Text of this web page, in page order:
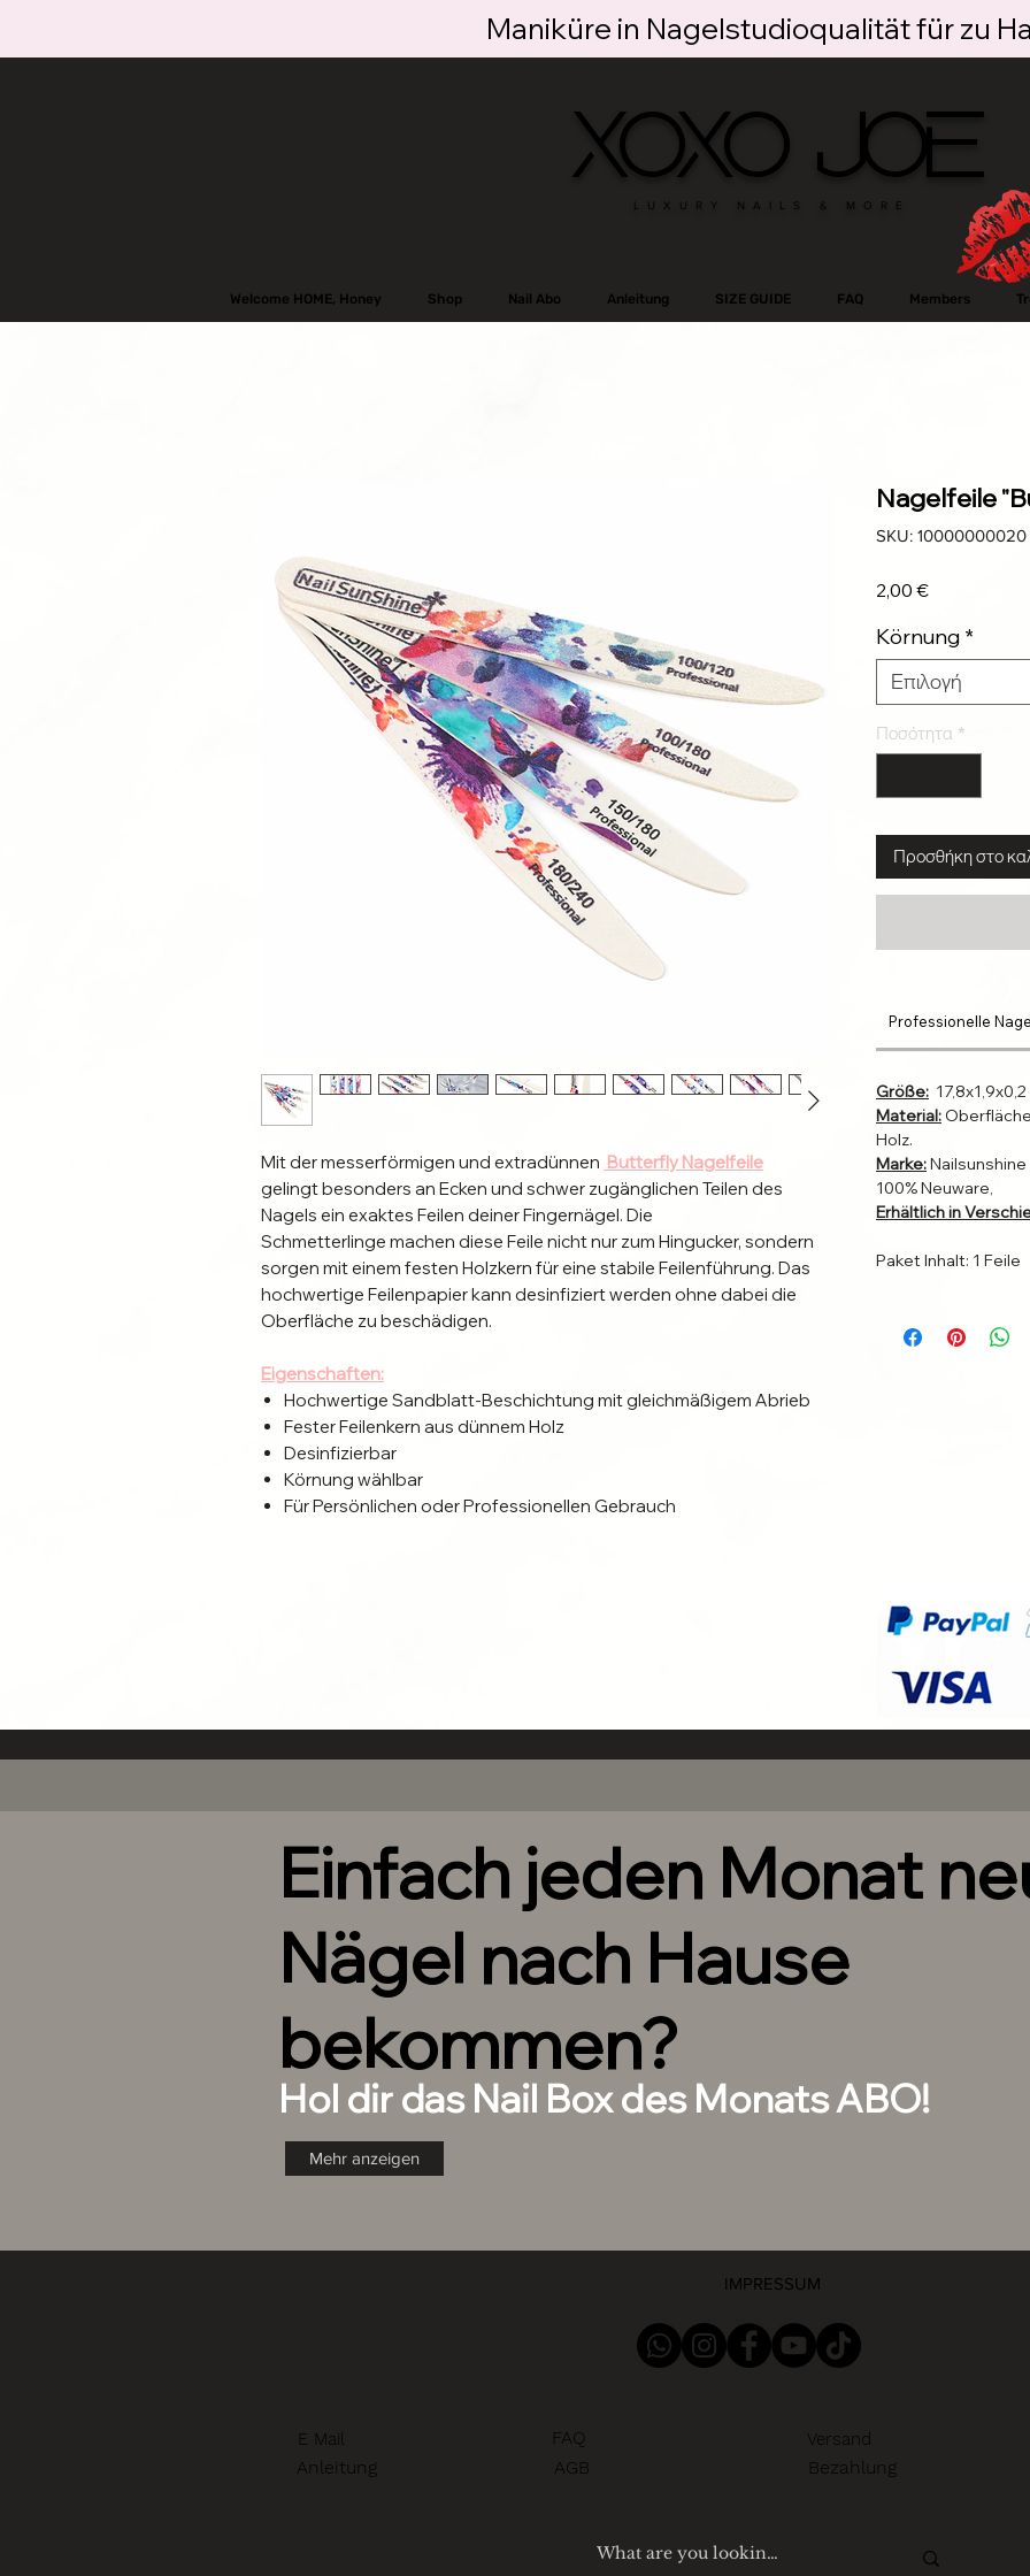
Maniküre in Nagelstudioqualität für zu
XOXO JOE
LUXURY NAILS & MORE
Welcome HOME, Honey Shop Nail Abo Anleitung SIZE GUIDE FAQ Members
Mit der messerförmigen und extradünnen Butterfly Nagelfeile
gelingt besonders an Ecken und schwer zugänglichen Teilen des
Nagels ein exaktes Feilen deiner Fingernägel. Die
Schmetterlinge machen diese Feile nicht nur zum Hingucker, sondern
sorgen mit einem festen Holzkern für eine stabile Feilenführung. Das
hochwertige Feilenpapier kann desinfiziert werden ohne dabei die
Oberfläche zu beschädigen.
Eigenschaften:
Hochwertige Sandblatt-Beschichtung mit gleichmäßigem Abrieb
Fester Feilenkern aus dünnem Holz
Desinfizierbar
Körnung wählbar
Für Persönlichen oder Professionellen Gebrauch
Nagelfeile
SKU: 10000000020
2,00 €Τιμή
Körnung *
Επιλογή
Ποσότητα *
Προσθήκη στο
Professionelle
Größe:
Material:
Holz.
Marke:Nailsunshine
100% Neuware,
Erhältlich in
Paket Inhalt: 1 Feile
Einfach jeden Monat
Nägel nach Hause
bekommen?
Hol dir das Nail Box des Monats ABO!
Mehr anzeigen
IMPRESSUM
E Mail
Anleitung
FAQ
AGB
Versand
Bezahlung